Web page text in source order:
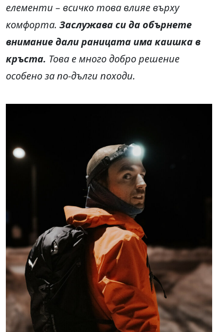
елементи – всичко това влияе върху
комфорта. Заслужава си да обърнете
внимание дали раницата има каишка в
кръста. Това е много добро решение
особено за по-дълги походи.